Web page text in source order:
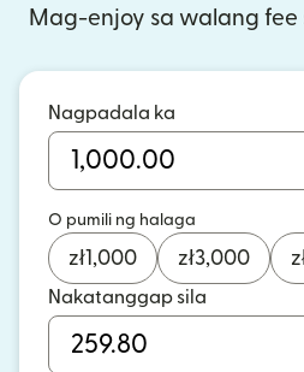
Mag-enjoy sa walang fee
Nagpadala ka
O pumili ng halaga
zł1,000 zł3,000
Nakatanggap sila